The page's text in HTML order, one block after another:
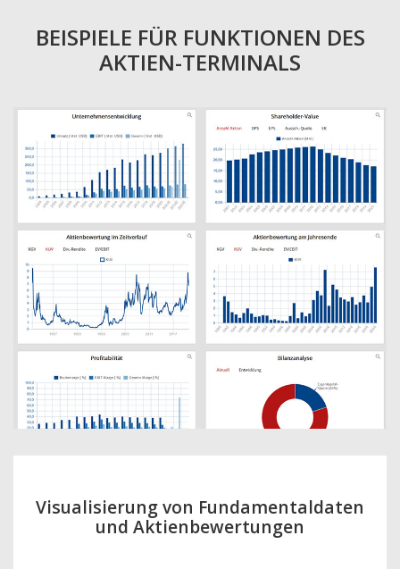
BEISPIELE FÜR FUNKTIONEN DES
AKTIEN-TERMINALS
Visualisierung von Fundamentaldaten
und Aktienbewertungen